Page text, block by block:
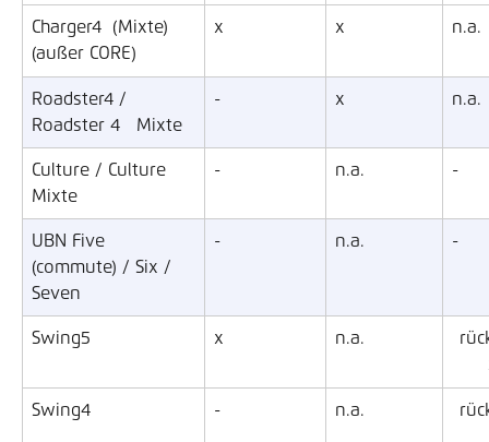
Charger4  (Mixte)
(außer CORE)
x x n.a.
Roadster4 /
Roadster 4   Mixte
- x n.a.
Culture / Culture
Mixte
- n.a. -
UBN Five
(commute) / Six /
Seven
- n.a. -
Swing5 x n.a.
Swing4 - n.a.